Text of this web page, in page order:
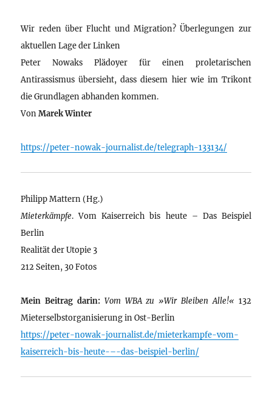
Wir reden über Flucht und Migration? Überlegungen zur
aktuellen Lage der Linken
Peter Nowaks Plädoyer für einen proletarischen
Antirassismus übersieht, dass diesem hier wie im Trikont
die Grundlagen abhanden kommen.
VonMarek Winter
https://peter-nowak-journalist.de/telegraph-133134/
Philipp Mattern (Hg.)
Mieterkämpfe. Vom Kaiserreich bis heute – Das Beispiel
Berlin
Realität der Utopie 3
212 Seiten, 30 Fotos
Mein Beitrag darin: Vom WBA zu »Wir Bleiben Alle!« 132
Mieterselbstorganisierung in Ost-Berlin
https://peter-nowak-journalist.de/mieterkampfe-vom-
kaiserreich-bis-heute-–-das-beispiel-berlin/